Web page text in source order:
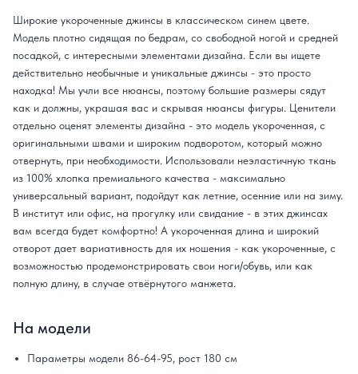
Широкие укороченные джинсы в классическом синем цвете.
Модель плотно сидящая по бедрам, со свободной ногой и средней
посадкой, с интересными элементами дизайна. Если вы ищете
действительно необычные и уникальные джинсы - это просто
находка! Мы учли все нюансы, поэтому большие размеры сядут
как и должны, украшая вас и скрывая нюансы фигуры. Ценители
отдельно оценят элементы дизайна - это модель укороченная, с
оригинальными швами и широким подворотом, который можно
отвернуть, при необходимости. Использовали неэластичную ткань
из 100% хлопка премиального качества - максимально
универсальный вариант, подойдут как летние, осенние или на зиму.
В институт или офис, на прогулку или свидание - в этих джинсах
вам всегда будет комфортно! А укороченная длина и широкий
отворот дает вариативность для их ношения - как укороченные, с
возможностью продемонстрировать свои ноги/обувь, или как
полную длину, в случае отвёрнутого манжета.
На модели
Параметры модели 86-64-95, рост 180 см